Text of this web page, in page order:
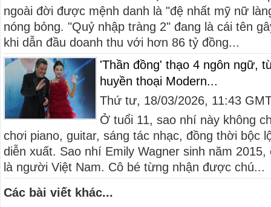
ngoài đời được mệnh danh là "đệ nhất mỹ nữ
nóng bỏng. "Quỷ nhập tràng 2" đang là cái tên
khi dẫn đầu doanh thu với hơn 86 tỷ đồng...
'Thần đồng' thạo 4 ngôn ngữ,
huyền thoại Modern...
Thứ tư, 18/03/2026, 11:43
Ở tuổi 11, sao nhí này không
chơi piano, guitar, sáng tác nhạc, đồng thời bộc
diễn xuất. Sao nhí Emily Wagner sinh năm
là người Việt Nam. Cô bé từng nhận được chú...
Các bài viết khác...